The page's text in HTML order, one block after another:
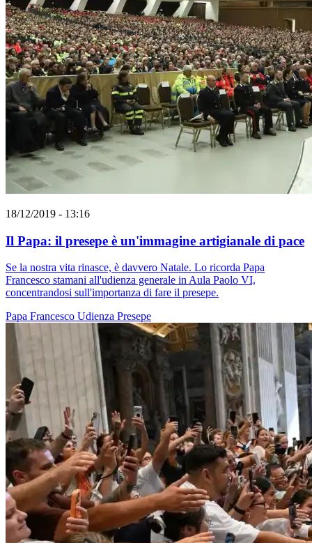
18/12/2019 - 13:16
Il Papa: il presepe è un'immagine artigianale di pace
Se la nostra vita rinasce, è davvero Natale. Lo ricorda Papa
Francesco stamani all'udienza generale in Aula Paolo VI,
concentrandosi sull'importanza di fare il presepe.
Papa Francesco Udienza Presepe